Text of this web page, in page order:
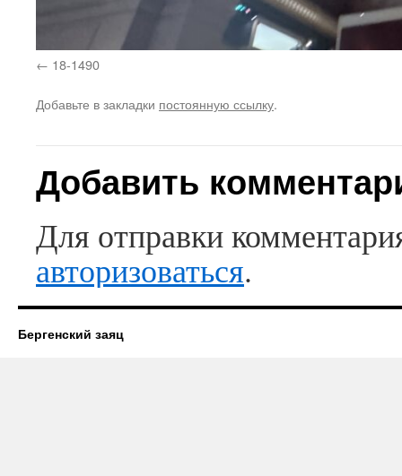
18-1490
Добавьте в закладки постоянную ссылку.
Добавить
Для отправки
авторизоваться.
Бергенский заяц